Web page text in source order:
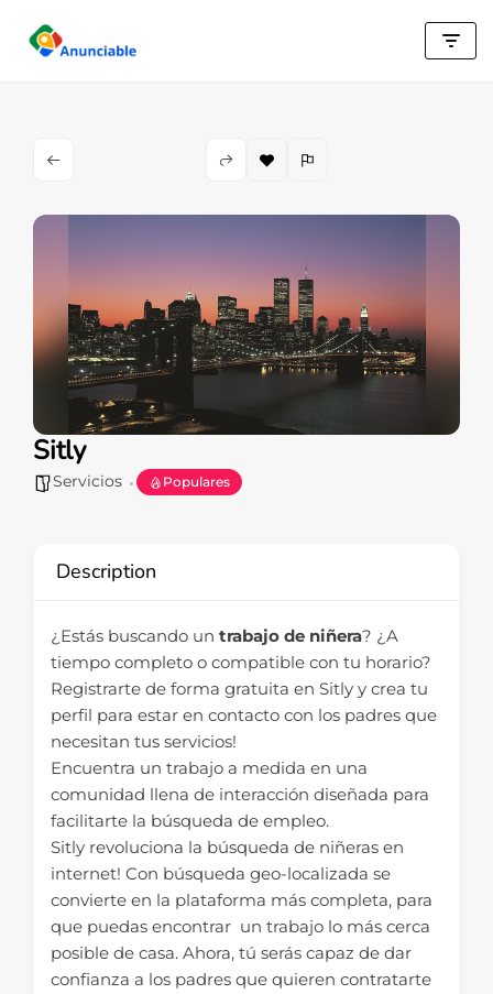
Saltar
Sitly
Servicios Populares
Description
¿Estás buscando un trabajo de niñera? ¿A
tiempo completo o compatible con tu horario?
Registrarte de forma gratuita en Sitly y crea tu
perfil para estar en contacto con los padres que
necesitan tus servicios!
Encuentra un trabajo a medida en una
comunidad llena de interacción diseñada para
facilitarte la búsqueda de empleo.
Sitly revoluciona la búsqueda de niñeras en
internet! Con búsqueda geo-localizada se
convierte en la plataforma más completa, para
que puedas encontrar un trabajo lo más cerca
posible de casa. Ahora, tú serás capaz de dar
confianza a los padres que quieren contratarte